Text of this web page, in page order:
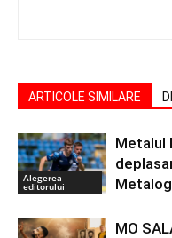
ARTICOLE SIMILARE
Alegerea
editorului
Metalul
MO